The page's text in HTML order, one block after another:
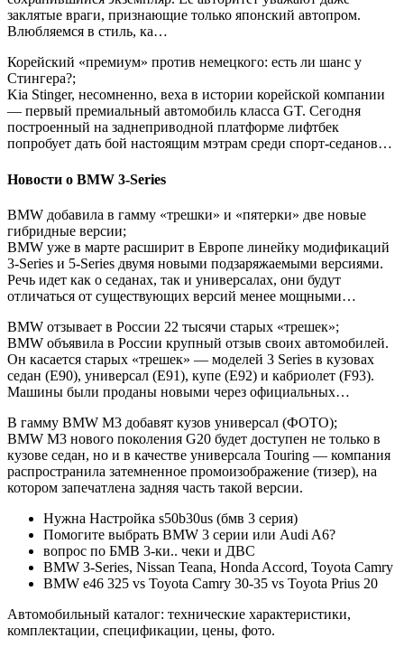
заклятые враги, признающие только японский автопром.
Влюбляемся в стиль, ка…
Корейский «премиум» против немецкого: есть ли шанс у
Стингера?;
Kia Stinger, несомненно, веха в истории корейской компании
— первый премиальный автомобиль класса GT. Сегодня
построенный на заднеприводной платформе лифтбек
попробует дать бой настоящим мэтрам среди спорт-седанов…
Новости о BMW 3-Series
BMW добавила в гамму «трешки» и «пятерки» две новые
гибридные версии;
BMW уже в марте расширит в Европе линейку модификаций
3-Series и 5-Series двумя новыми подзаряжаемыми версиями.
Речь идет как о седанах, так и универсалах, они будут
отличаться от существующих версий менее мощными…
BMW отзывает в России 22 тысячи старых «трешек»;
BMW объявила в России крупный отзыв своих автомобилей.
Он касается старых «трешек» — моделей 3 Series в кузовах
седан (E90), универсал (E91), купе (E92) и кабриолет (F93).
Машины были проданы новыми через официальных…
В гамму BMW M3 добавят кузов универсал (ФОТО);
BMW M3 нового поколения G20 будет доступен не только в
кузове седан, но и в качестве универсала Touring — компания
распространила затемненное промоизображение (тизер), на
котором запечатлена задняя часть такой версии.
Нужна Настройка s50b30us (бмв 3 серия)
Помогите выбрать BMW 3 серии или Audi A6?
вопрос по БМВ 3-ки.. чеки и ДВС
BMW 3-Series, Nissan Teana, Honda Accord, Toyota Camry
BMW e46 325 vs Toyota Camry 30-35 vs Toyota Prius 20
Автомобильный каталог: технические характеристики,
комплектации, спецификации, цены, фото.